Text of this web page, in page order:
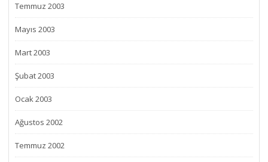
Temmuz 2003
Mayıs 2003
Mart 2003
Şubat 2003
Ocak 2003
Ağustos 2002
Temmuz 2002